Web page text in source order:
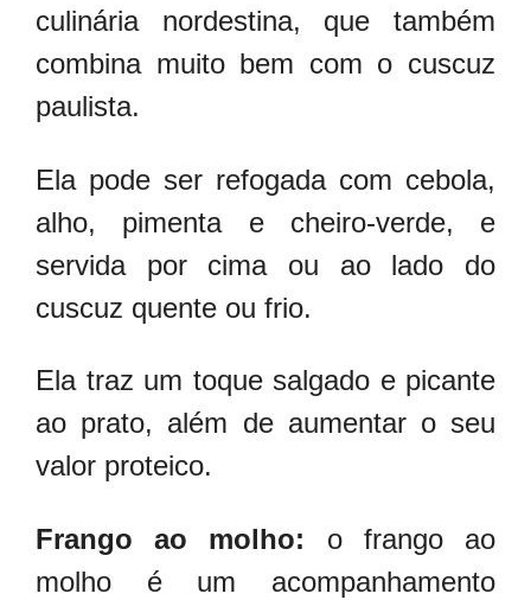
culinária nordestina, que também
combina muito bem com o cuscuz
paulista.
Ela pode ser refogada com cebola,
alho, pimenta e cheiro-verde, e
servida por cima ou ao lado do
cuscuz quente ou frio.
Ela traz um toque salgado e picante
ao prato, além de aumentar o seu
valor proteico.
Frango ao molho: o frango ao
molho é um acompanhamento